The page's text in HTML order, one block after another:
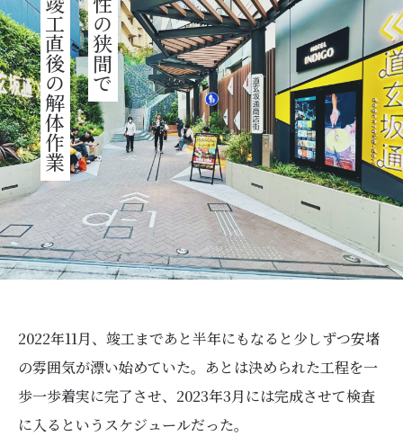
2022年11月、竣工まであと半年にもなると少しずつ安堵
の雰囲気が漂い始めていた。あとは決められた工程を一
歩一歩着実に完了させ、2023年3月には完成させて検査
に入るというスケジュールだった。